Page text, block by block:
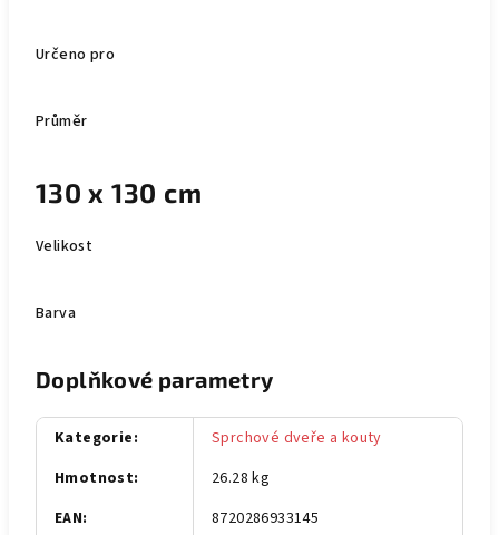
Určeno pro
Průměr
130 x 130 cm
Velikost
Barva
Doplňkové parametry
Kategorie:
Sprchové dveře a kouty
Hmotnost:
26.28 kg
EAN:
8720286933145